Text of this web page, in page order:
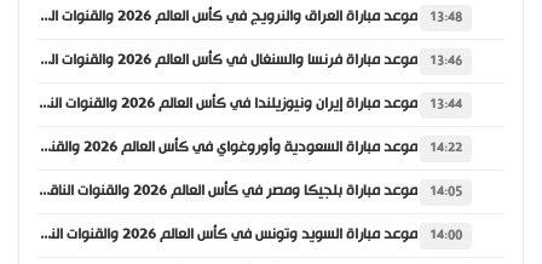
13:48 موعد مباراة العراق والنرويج في كأس العالم 2026 والقنوات الناقلة
13:46 موعد مباراة فرنسا والسنغال في كأس العالم 2026 والقنوات الناقلة
13:44 موعد مباراة إيران ونيوزيلندا في كأس العالم 2026 والقنوات الناقلة
14:22 موعد مباراة السعودية وأوروغواي في كأس العالم 2026 والقنوات الناقلة
14:05 موعد مباراة بلجيكا ومصر في كأس العالم 2026 والقنوات الناقلة
14:00 موعد مباراة السويد وتونس في كأس العالم 2026 والقنوات الناقلة